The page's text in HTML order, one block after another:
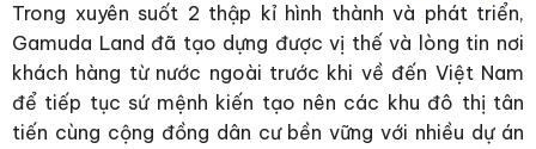
Trong xuyên suốt 2 thập kỉ hình thành và phát triển,
Gamuda Land đã tạo dựng được vị thế và lòng tin nơi
khách hàng từ nước ngoài trước khi về đến Việt Nam
để tiếp tục sứ mệnh kiến tạo nên các khu đô thị tân
tiến cùng cộng đồng dân cư bền vững với nhiều dự án